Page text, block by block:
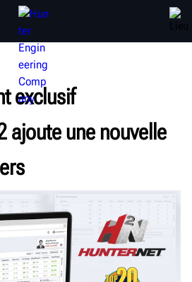
FORMATION
exclusif
ajoute une nouvelle